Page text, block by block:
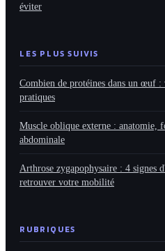
éviter
LES PLUS SUIVIS
Combien de protéines dans un œuf :
pratiques
Muscle oblique externe : anatomie,
abdominale
Arthrose zygapophysaire : 4 signes
retrouver votre mobilité
RUBRIQUES